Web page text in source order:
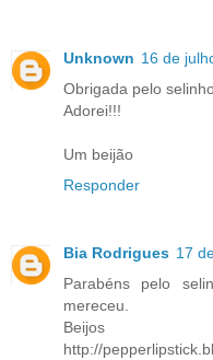
Unknown 16 de
Obrigada pelo
Adorei!!!
Um beijão
Responder
Bia Rodrigues 17
Parabéns pelo
mereceu.
Beijos
http://